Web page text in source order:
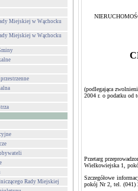
Miejskiej w Wąchocku
Miejskiej w Wąchocku
Rady Miejskiej
(podlegająca
2004 r. o podatku od
Przetarg
Wielkowiejska 1,
Szczegółowe
pokój Nr 2, tel. (041)